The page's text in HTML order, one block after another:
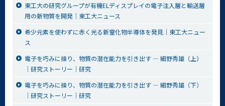
東工大の研究グループが有機ELディスプレイの電子注入層と輸送層
用の新物質を開発│東工大ニュース
希少元素を使わずに赤く光る新窒化物半導体を発見│東工大ニュー
ス
電子を巧みに操り、物質の潜在能力を引き出す ― 細野秀雄（上）
│研究ストーリー｜研究
電子を巧みに操り、物質の潜在能力を引き出す ― 細野秀雄（下）
│研究ストーリー｜研究